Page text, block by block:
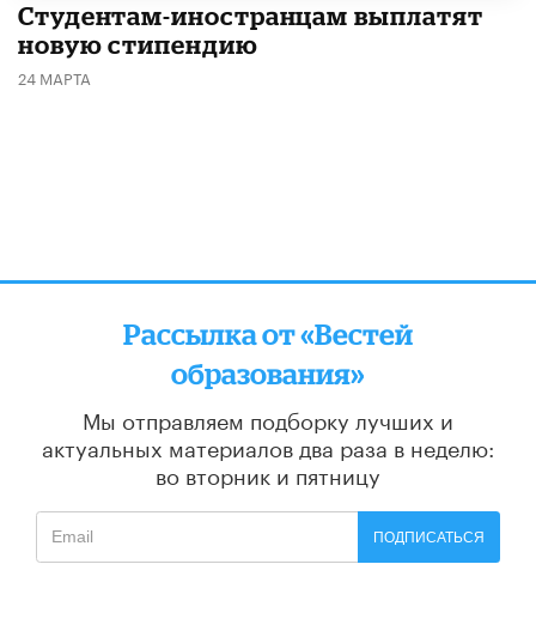
Студентам-иностранцам выплатят
новую стипендию
24 МАРТА
Рассылка от «Вестей
образования»
Мы отправляем подборку лучших и
актуальных материалов два раза в неделю:
во вторник и пятницу
ПОДПИСАТЬСЯ